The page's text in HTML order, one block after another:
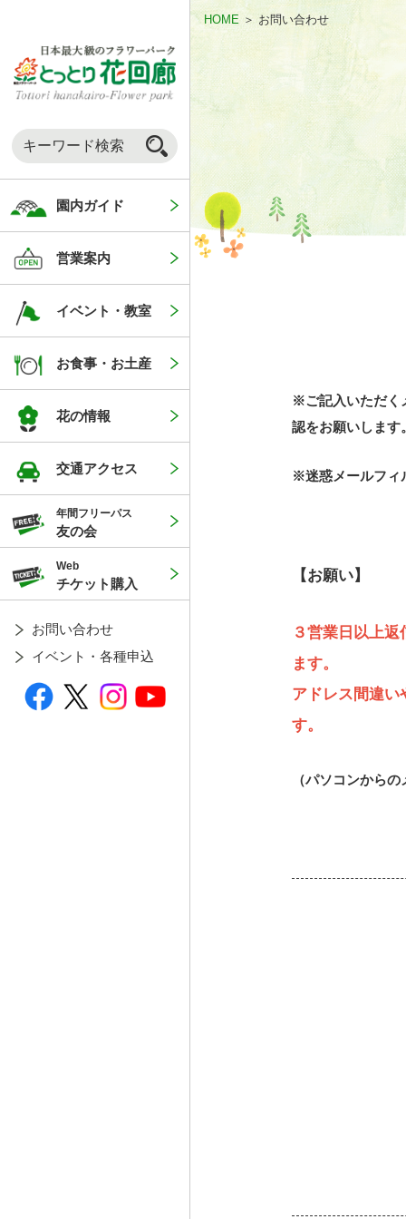
園内ガイド
営業案内
イベント・教室
お食事・お土産
花の情報
交通アクセス
年間フリーパス
友の会
Web
チケット購入
お問い合わせ
イベント・各種申込
HOME＞お問い合わせ
※ご記入いただく
認をお願いします
※迷惑メールフィ
【お願い】
３営業日以上
ます。
アドレス間違い
す。
（パソコンから